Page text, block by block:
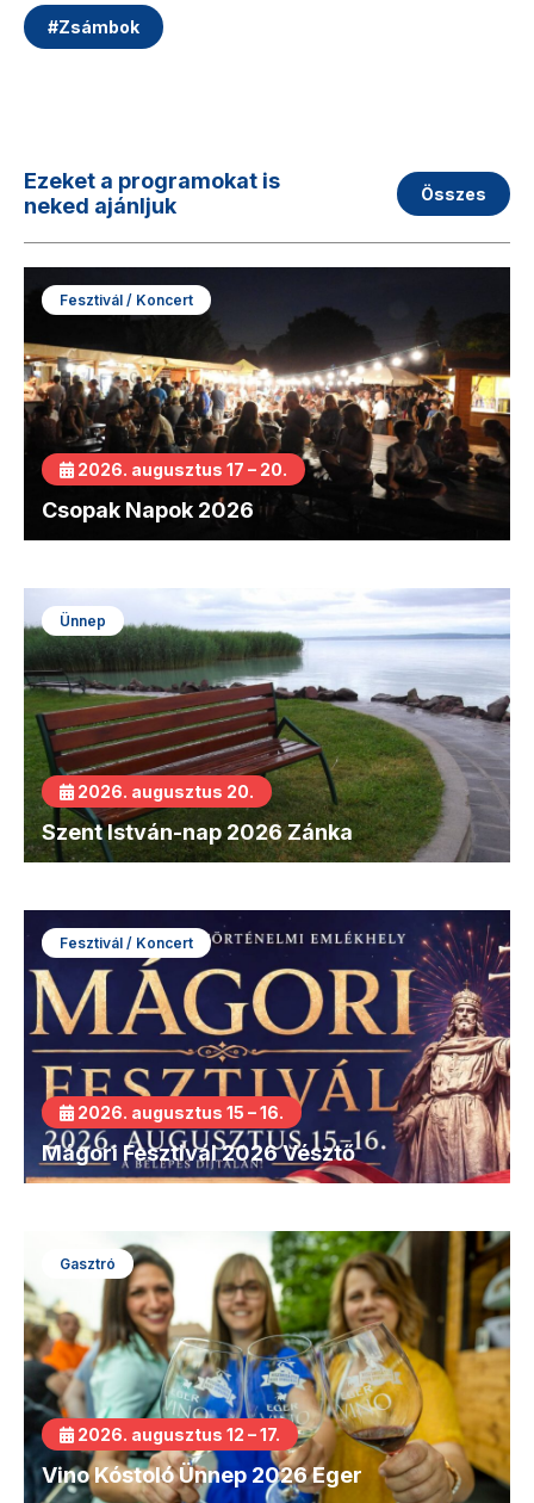
#Zsámbok
Ezeket a programokat is
neked ajánljuk
Összes
Fesztivál / Koncert
2026. augusztus 17 – 20.
Csopak Napok 2026
Ünnep
2026. augusztus 20.
Szent István-nap 2026 Zánka
Fesztivál / Koncert
2026. augusztus 15 – 16.
Mágori Fesztivál 2026 Vésztő
Gasztró
2026. augusztus 12 – 17.
Vino Kóstoló Ünnep 2026 Eger